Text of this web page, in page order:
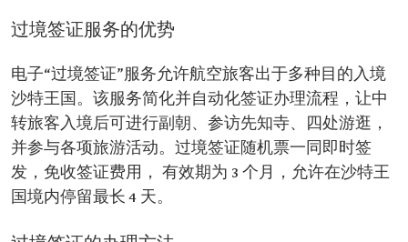
过境签证服务的优势
电子“过境签证”服务允许航空旅客出于多种目的入境
沙特王国。该服务简化并自动化签证办理流程，让中
转旅客入境后可进行副朝、参访先知寺、四处游逛，
并参与各项旅游活动。过境签证随机票一同即时签
发，免收签证费用， 有效期为 3 个月，允许在沙特王
国境内停留最长 4 天。